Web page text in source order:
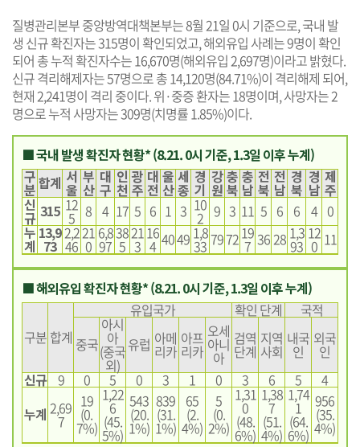
R
L
복
사
유
하
기
크
게
변
경
하
기
작
게
변
경
하
기
질병관리본부 중앙방역대책본부는 8월 21일 0시 기준으로, 국내 발
생 신규 확진자는 315명이 확인되었고, 해외유입 사례는 9명이 확인
되어 총 누적 확진자수는 16,670명(해외유입 2,697명)이라고 밝혔다.
신규 격리해제자는 57명으로 총 14,120명(84.71%)이 격리해제 되어,
현재 2,241명이 격리 중이다. 위·중증 환자는 18명이며, 사망자는 2
명으로 누적 사망자는 309명(치명률 1.85%)이다.
■ 국내 발생 확진자 현황* (8.21. 0시 기준, 1.3일 이후 누계)
구
분합계 서
울
부
산
대
구
인
천
광
주
대
전
울
산
세
종
경
기
강
원
충
북
충
남
전
북
전
남
경
북
경
남
제
주
신
규 315 12
5 8 4 17 5 6 1 3 10
2 9 3 11 5 6 6 4 0
누
계
13,9
73
2,2
46
21
0
6,8
97
38
5
21
3
16
4 40491,8
33 797219
7 36 281,3
93
12
0 11
■ 해외유입 확진자 현황* (8.21. 0시 기준, 1.3일 이후 누계)
구분 합계
유입국가 확인 단계
국적
중국
아시
아
(중국
외)
유럽 아메
리카
아프
리카
오세
아니
아
검역
단계
지역
사회
내국
인
외국
인
신규 9 0 5 0 3 1 0 3 6 5
4
누계 2,69
7
19
(0.
7%)
1,22
6
(45.
5%)
543
(20.
1%)
839
(31.
1%)
65
(2.
4%)
5
(0.
2%)
1,31
0
(48.
6%)
1,38
7
(51.
4%)
1,74
1
(64.
6%)
956
(35.
4%)